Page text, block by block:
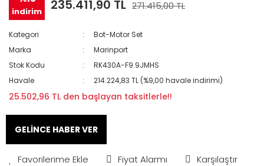
indirim 235.411,90 TL 271.415,00 TL
Kategori
Bot-Motor Set
Marka
Marinport
Stok Kodu
RK430A-F9.9JMHS
Havale
214.224,83 TL (%9,00 havale indirimi)
25.502,96 TL den başlayan taksitlerle!!
GELİNCE HABER VER
Fiyat Alarmı Karşılaştır